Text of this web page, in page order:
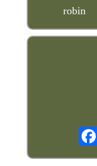
robin